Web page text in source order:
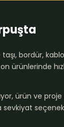
bordür,
ürünlerinde
ürün ve